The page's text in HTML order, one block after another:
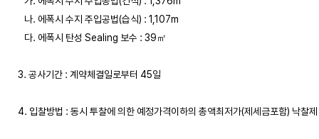
   나. 에폭시 수지 주입공법(습식) : 1,107m
   다. 에폭시 탄성 Sealing 보수 : 39㎡
3. 공사기간 : 계약체결일로부터 45일
4. 입찰방법 : 동시 투찰에 의한 예정가격이하의 총액최저가(제세금포함) 낙찰제